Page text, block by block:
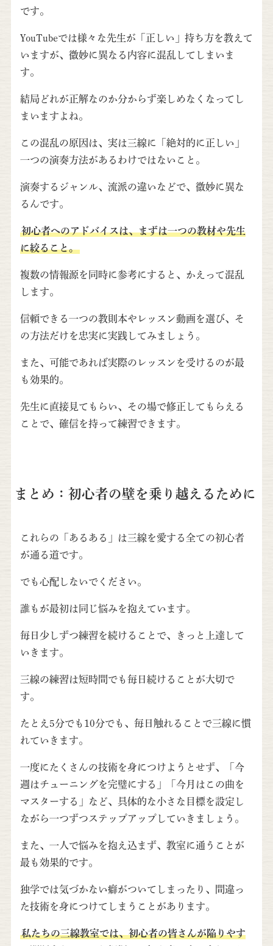
です。
YouTubeでは様々な先生が「正しい」持ち方を教えて
いますが、微妙に異なる内容に混乱してしまいま
す。
結局どれが正解なのか分からず楽しめなくなってし
まいますよね。
この混乱の原因は、実は三線に「絶対的に正しい」
一つの演奏方法があるわけではないこと。
演奏するジャンル、流派の違いなどで、微妙に異な
るんです。
初心者へのアドバイスは、まずは一つの教材や先生
に絞ること。
複数の情報源を同時に参考にすると、かえって混乱
します。
信頼できる一つの教則本やレッスン動画を選び、そ
の方法だけを忠実に実践してみましょう。
また、可能であれば実際のレッスンを受けるのが最
も効果的。
先生に直接見てもらい、その場で修正してもらえる
ことで、確信を持って練習できます。
まとめ：初心者の壁を乗り越えるために
これらの「あるある」は三線を愛する全ての初心者
が通る道です。
でも心配しないでください。
誰もが最初は同じ悩みを抱えています。
毎日少しずつ練習を続けることで、きっと上達して
いきます。
三線の練習は短時間でも毎日続けることが大切で
す。
たとえ5分でも10分でも、毎日触れることで三線に慣
れていきます。
一度にたくさんの技術を身につけようとせず、「今
週はチューニングを完璧にする」「今月はこの曲を
マスターする」など、具体的な小さな目標を設定し
ながら一つずつステップアップしていきましょう。
また、一人で悩みを抱え込まず、教室に通うことが
最も効果的です。
独学では気づかない癖がついてしまったり、間違っ
た技術を身につけてしまうことがあります。
私たちの三線教室では、初心者の皆さんが陥りやす